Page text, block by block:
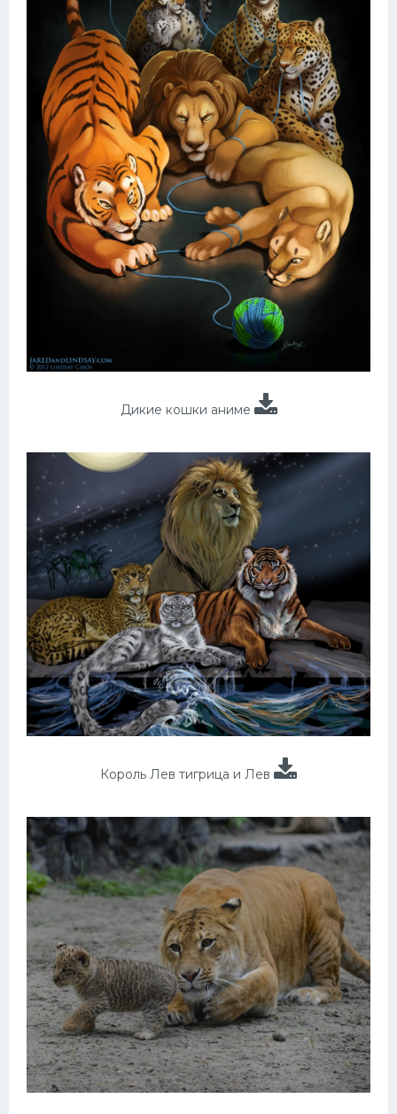
Дикие кошки аниме
Король Лев тигрица и Лев